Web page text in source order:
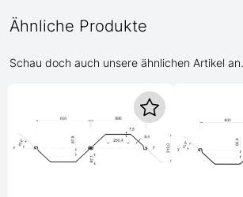
Ähnliche Produkte
Schau doch auch unsere ähnlichen Artikel an.